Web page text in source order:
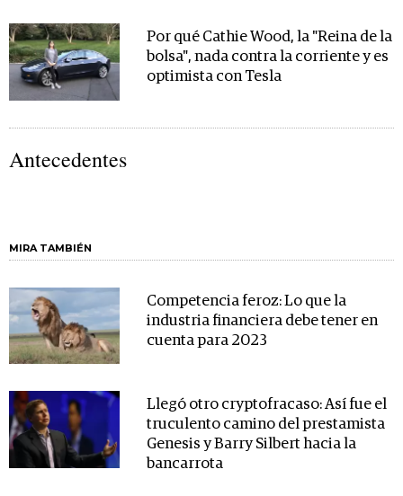
Por qué Cathie Wood, la "Reina de la
bolsa", nada contra la corriente y es
optimista con Tesla
Antecedentes
MIRA TAMBIÉN
Competencia feroz: Lo que la
industria financiera debe tener en
cuenta para 2023
Llegó otro cryptofracaso: Así fue el
truculento camino del prestamista
Genesis y Barry Silbert hacia la
bancarrota